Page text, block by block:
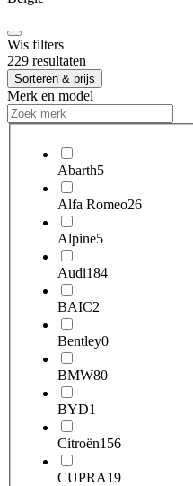
Wis filters
229 resultaten
Sorteren & prijs
Merk en model
Abarth5
Alfa Romeo26
Alpine5
Audi184
BAIC2
Bentley0
BMW80
BYD1
Citroën156
CUPRA19